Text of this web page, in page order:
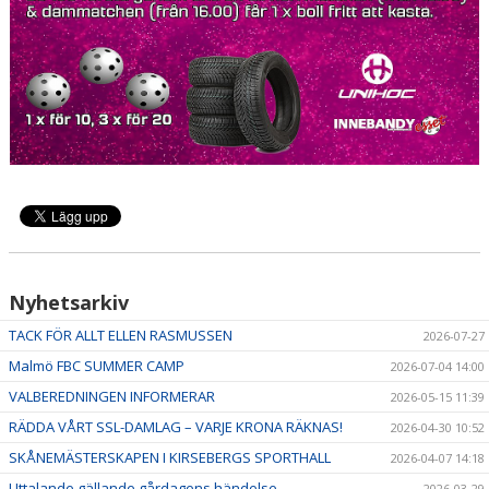
HALL OF FAME
Nyhetsarkiv
TACK FÖR ALLT ELLEN RASMUSSEN 2026-07-27
Malmö FBC SUMMER CAMP 2026-07-04 14:00
VALBEREDNINGEN INFORMERAR 2026-05-15 11:39
RÄDDA VÅRT SSL-DAMLAG – VARJE KRONA RÄKNAS! 2026-04-30 10:52
SKÅNEMÄSTERSKAPEN I KIRSEBERGS SPORTHALL 2026-04-07 14:18